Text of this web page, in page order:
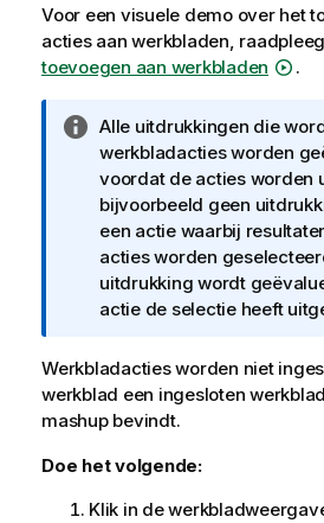
Voor een visuele demo over het
acties aan werkbladen,
toevoegen aan werkbladen
.
I
n
f
o
r
m
a
t
e
Alle uitdrukkingen die
werkbladacties worden
voordat de acties worden
bijvoorbeeld geen
een actie waarbij
acties worden
uitdrukking wordt
actie de selectie heeft
Werkbladacties worden niet
werkblad een ingesloten
mashup bevindt.
Doe het volgende:
Klik in de